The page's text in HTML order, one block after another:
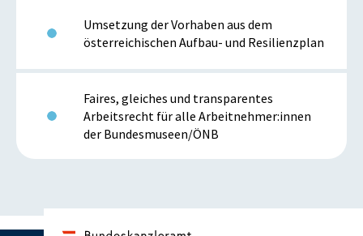
Umsetzung der Vorhaben aus dem
österreichischen Aufbau- und Resilienzplan
Faires, gleiches und transparentes
Arbeitsrecht für alle Arbeitnehmer:innen
der Bundesmuseen/ÖNB